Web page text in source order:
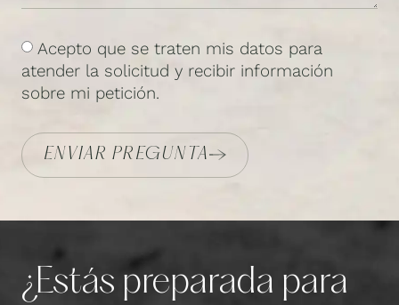
Acepto que se traten mis datos para
atender la solicitud y recibir información
sobre mi petición.
ENVIAR PREGUNTA
¿Estás preparada para